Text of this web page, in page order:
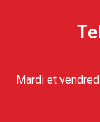
Mardi et